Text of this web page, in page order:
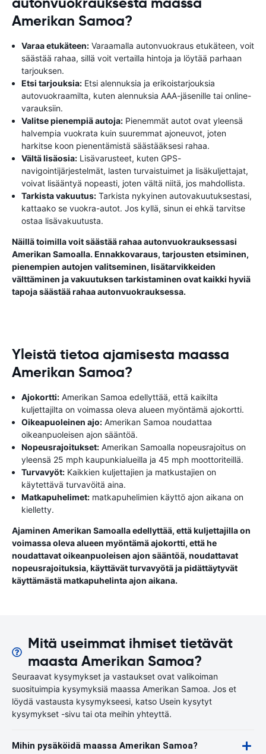
Amerikan Samoa?
Varaa etukäteen: Varaamalla autonvuokraus etukäteen, voit
säästää rahaa, sillä voit vertailla hintoja ja löytää parhaan
tarjouksen.
Etsi tarjouksia: Etsi alennuksia ja erikoistarjouksia
autovuokraamilta, kuten alennuksia AAA-jäsenille tai online-
varauksiin.
Valitse pienempiä autoja: Pienemmät autot ovat yleensä
halvempia vuokrata kuin suuremmat ajoneuvot, joten
harkitse koon pienentämistä säästääksesi rahaa.
Vältä lisäosia: Lisävarusteet, kuten GPS-
navigointijärjestelmät, lasten turvaistuimet ja lisäkuljettajat,
voivat lisääntyä nopeasti, joten vältä niitä, jos mahdollista.
Tarkista vakuutus: Tarkista nykyinen autovakuutuksestasi,
kattaako se vuokra-autot. Jos kyllä, sinun ei ehkä tarvitse
ostaa lisävakuutusta.
Näillä toimilla voit säästää rahaa autonvuokrauksessasi
Amerikan Samoalla. Ennakkovaraus, tarjousten etsiminen,
pienempien autojen valitseminen, lisätarvikkeiden
välttäminen ja vakuutuksen tarkistaminen ovat kaikki hyviä
tapoja säästää rahaa autonvuokrauksessa.
Yleistä tietoa ajamisesta maassa
Amerikan Samoa?
Ajokortti: Amerikan Samoa edellyttää, että kaikilta
kuljettajilta on voimassa oleva alueen myöntämä ajokortti.
Oikeapuoleinen ajo: Amerikan Samoa noudattaa
oikeanpuoleisen ajon sääntöä.
Nopeusrajoitukset: Amerikan Samoalla nopeusrajoitus on
yleensä 25 mph kaupunkialueilla ja 45 mph moottoriteillä.
Turvavyöt: Kaikkien kuljettajien ja matkustajien on
käytettävä turvavöitä aina.
Matkapuhelimet: matkapuhelimien käyttö ajon aikana on
kielletty.
Ajaminen Amerikan Samoalla edellyttää, että kuljettajilla on
voimassa oleva alueen myöntämä ajokortti, että he
noudattavat oikeanpuoleisen ajon sääntöä, noudattavat
nopeusrajoituksia, käyttävät turvavyötä ja pidättäytyvät
käyttämästä matkapuhelinta ajon aikana.
Mitä useimmat ihmiset tietävät
maasta Amerikan Samoa?
Seuraavat kysymykset ja vastaukset ovat valikoiman
suosituimpia kysymyksiä maassa Amerikan Samoa. Jos et
löydä vastausta kysymykseesi, katso Usein kysytyt
kysymykset -sivu tai ota meihin yhteyttä.
Mihin pysäköidä maassa Amerikan Samoa?